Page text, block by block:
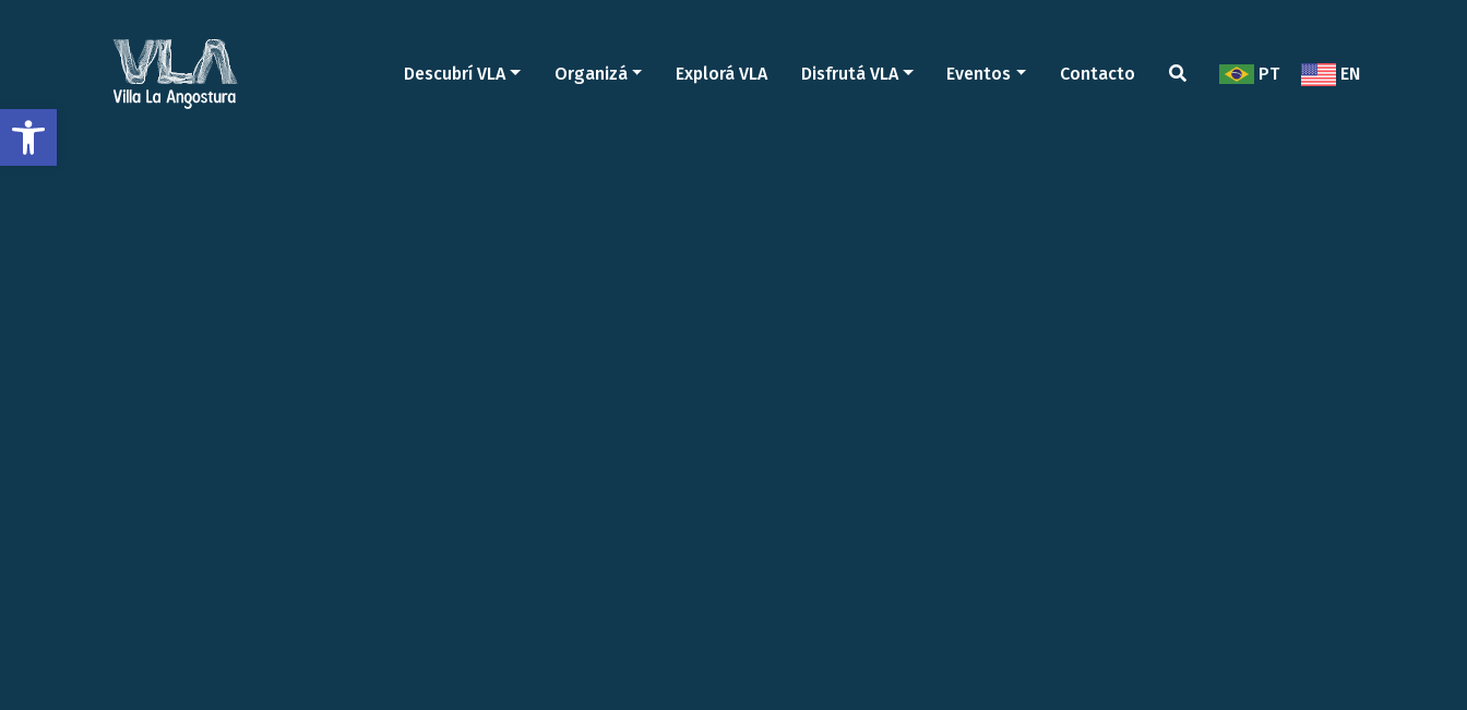
Open toolbar
Descubrí VLA Organizá Explorá VLA Disfrutá VLA Eventos Contacto PT EN